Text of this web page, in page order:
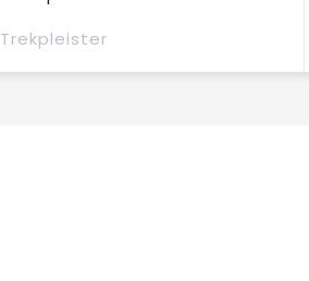
Trekpleister